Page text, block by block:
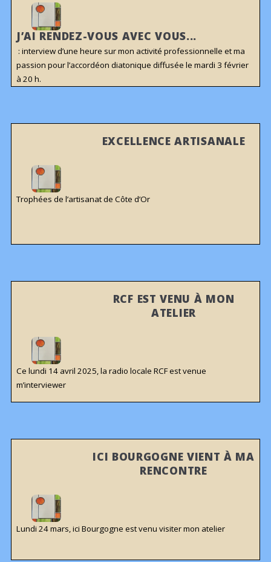
J’AI RENDEZ-VOUS AVEC VOUS...
: interview d’une heure sur mon activité professionnelle et ma
passion pour l’accordéon diatonique diffusée le mardi 3 février
à 20 h.
EXCELLENCE ARTISANALE
Trophées de l’artisanat de Côte d’Or
RCF EST VENU À MON
ATELIER
Ce lundi 14 avril 2025, la radio locale RCF est venue
m’interviewer
ICI BOURGOGNE VIENT À MA
RENCONTRE
Lundi 24 mars, ici Bourgogne est venu visiter mon atelier